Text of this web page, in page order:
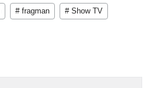
# fragman # Show TV